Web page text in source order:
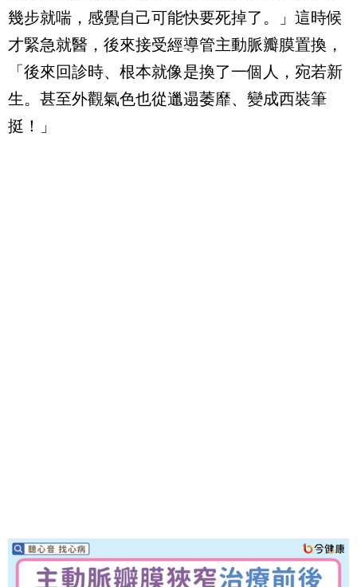
幾步就喘，感覺自己可能快要死掉了。」這時候
才緊急就醫，後來接受經導管主動脈瓣膜置換，
「後來回診時、根本就像是換了一個人，宛若新
生。甚至外觀氣色也從邋遢萎靡、變成西裝筆
挺！」